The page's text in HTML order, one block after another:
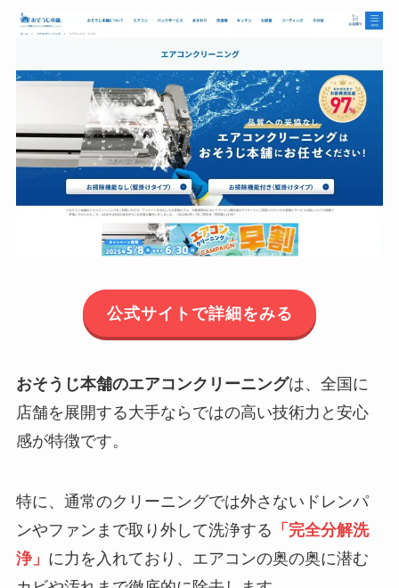
公式サイトで詳細をみる
おそうじ本舗のエアコンクリーニングは、全国に
店舗を展開する大手ならではの高い技術力と安心
感が特徴です。
特に、通常のクリーニングでは外さないドレンパ
ンやファンまで取り外して洗浄する 「完全分解洗
浄」 に力を入れており、エアコンの奥の奥に潜む